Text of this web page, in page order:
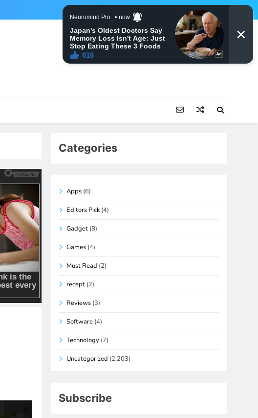
Categories
Apps (6)
Editors Pick (4)
Gadget (8)
Games (4)
Must Read (2)
recept (2)
Reviews (3)
Software (4)
Technology (7)
Uncategorized (2,203)
Subscribe